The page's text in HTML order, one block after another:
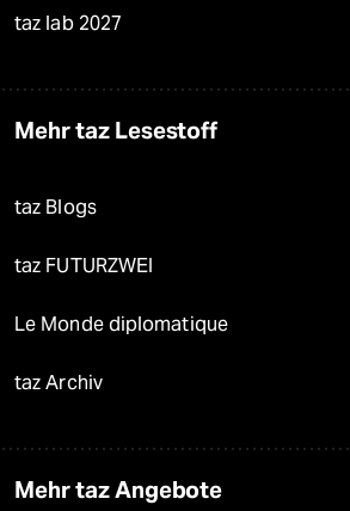
taz lab 2027
Mehr taz Lesestoff
taz Blogs
taz FUTURZWEI
Le Monde diplomatique
taz Archiv
Mehr taz Angebote